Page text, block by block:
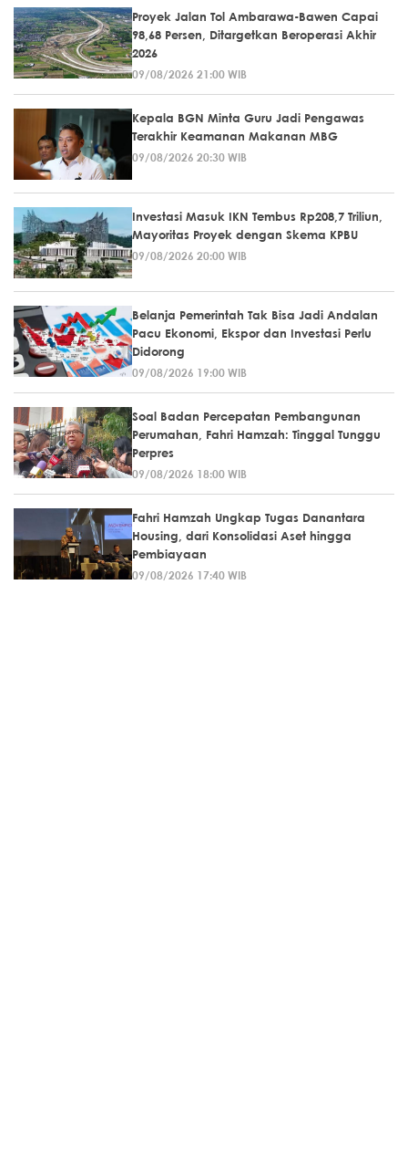
Proyek Jalan Tol Ambarawa-Bawen Capai
98,68 Persen, Ditargetkan Beroperasi Akhir
2026
09/08/2026 21:00 WIB
Kepala BGN Minta Guru Jadi Pengawas
Terakhir Keamanan Makanan MBG
09/08/2026 20:30 WIB
Investasi Masuk IKN Tembus Rp208,7 Triliun,
Mayoritas Proyek dengan Skema KPBU
09/08/2026 20:00 WIB
Belanja Pemerintah Tak Bisa Jadi Andalan
Pacu Ekonomi, Ekspor dan Investasi Perlu
Didorong
09/08/2026 19:00 WIB
Soal Badan Percepatan Pembangunan
Perumahan, Fahri Hamzah: Tinggal Tunggu
Perpres
09/08/2026 18:00 WIB
Fahri Hamzah Ungkap Tugas Danantara
Housing, dari Konsolidasi Aset hingga
Pembiayaan
09/08/2026 17:40 WIB